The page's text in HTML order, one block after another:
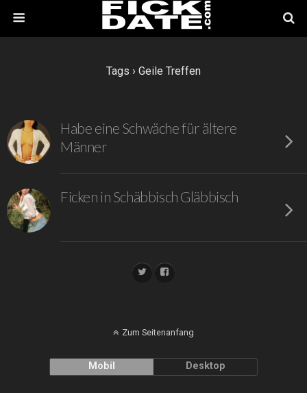
Tags › Geile Treffen
Habe eine Schwäche für ältere
Männer
Ficken in Schäbbisch Gläbbisch
Zum Seitenanfang
Mobil Desktop